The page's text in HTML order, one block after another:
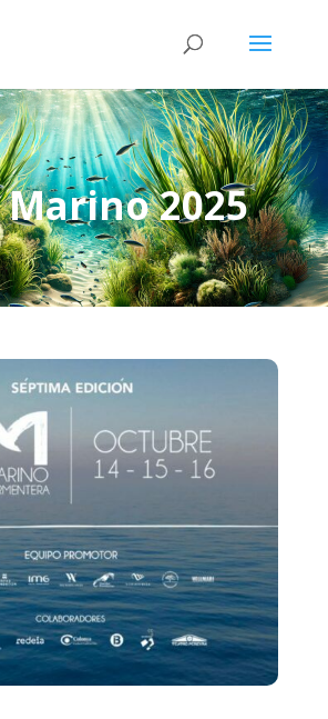
2025